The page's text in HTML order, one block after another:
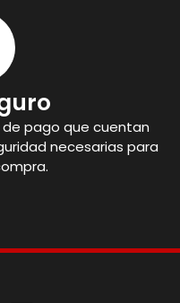
pago que cuentan
necesarias para